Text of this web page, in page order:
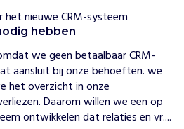
nieuwe CRM-systeem
hebben
we geen betaalbaar CRM-
aansluit bij onze behoeften. we
het overzicht in onze
Daarom willen we een op
ontwikkelen dat relaties en vr....